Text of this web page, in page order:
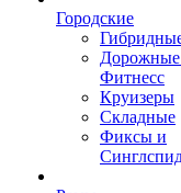
Городские
Фитнесс
Круизеры
Складные
Фиксы и